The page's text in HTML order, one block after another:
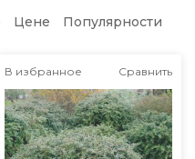
Цене Популярности
В избранное Сравнить